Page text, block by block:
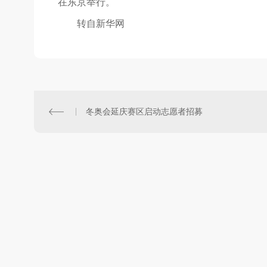
在东京举行。
转自新华网
冬奥会延庆赛区启动志愿者招募